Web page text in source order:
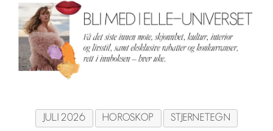
JULI 2026 HOROSKOP STJERNETEGN